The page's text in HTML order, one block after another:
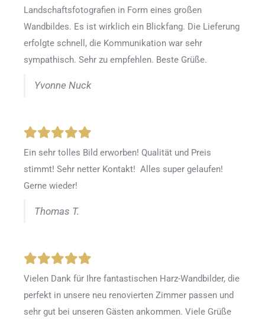
Landschaftsfotografien in Form eines großen
Wandbildes. Es ist wirklich ein Blickfang. Die Lieferung
erfolgte schnell, die Kommunikation war sehr
sympathisch. Sehr zu empfehlen. Beste Grüße.
Yvonne Nuck
Ein sehr tolles Bild erworben! Qualität und Preis
stimmt! Sehr netter Kontakt! Alles super gelaufen!
Gerne wieder!
Thomas T.
Vielen Dank für Ihre fantastischen Harz-Wandbilder, die
perfekt in unsere neu renovierten Zimmer passen und
sehr gut bei unseren Gästen ankommen. Viele Grüße